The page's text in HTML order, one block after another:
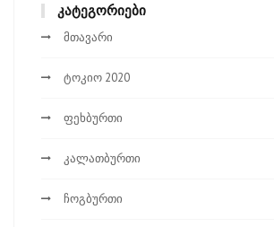
ᲙᲐᲢᲔᲒᲝᲠᲘᲔᲑᲘ
მთავარი
ტოკიო 2020
ფეხბურთი
კალათბურთი
ჩოგბურთი